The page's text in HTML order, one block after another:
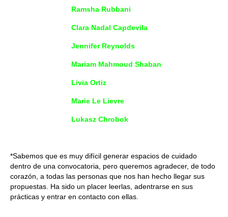
Ramsha Rubbani
Clara Nadal Capdevila
Jennifer Reynolds
Mariam Mahmoud Shaban
Livia Ortiz
Marie Le Lievre
Lukasz Chrobok
*Sabemos que es muy difícil generar espacios de cuidado
dentro de una convocatoria, pero queremos agradecer, de todo
corazón, a todas las personas que nos han hecho llegar sus
propuestas. Ha sido un placer leerlas, adentrarse en sus
prácticas y entrar en contacto con ellas.